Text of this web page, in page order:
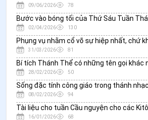
09/06/2026 78
02/04/2026 130
31/03/2026 81
28/02/2026 50
Sống đặc tính công giáo trong thánh
08/02/2026 94
16/01/2026 68